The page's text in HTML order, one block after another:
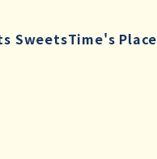
SweetsTime's Place